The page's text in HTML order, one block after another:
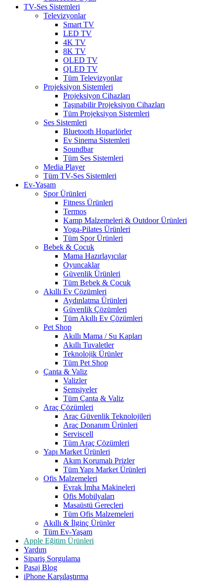
TV-Ses Sistemleri
Televizyonlar
Smart TV
LED TV
4K TV
8K TV
OLED TV
QLED TV
Tüm Televizyonlar
Projeksiyon Sistemleri
Projeksiyon Cihazları
Taşınabilir Projeksiyon Cihazları
Tüm Projeksiyon Sistemleri
Ses Sistemleri
Bluetooth Hoparlörler
Ev Sinema Sistemleri
Soundbar
Tüm Ses Sistemleri
Media Player
Tüm TV-Ses Sistemleri
Ev-Yaşam
Spor Ürünleri
Fitness Ürünleri
Termos
Kamp Malzemeleri & Outdoor Ürünleri
Yoga-Pilates Ürünleri
Tüm Spor Ürünleri
Bebek & Çocuk
Mama Hazırlayıcılar
Oyuncaklar
Güvenlik Ürünleri
Tüm Bebek & Çocuk
Akıllı Ev Çözümleri
Aydınlatma Ürünleri
Güvenlik Çözümleri
Tüm Akıllı Ev Çözümleri
Pet Shop
Akıllı Mama / Su Kapları
Akıllı Tuvaletler
Teknolojik Ürünler
Tüm Pet Shop
Çanta & Valiz
Valizler
Şemsiyeler
Tüm Çanta & Valiz
Araç Çözümleri
Araç Güvenlik Teknolojileri
Araç Donanım Ürünleri
Serviscell
Tüm Araç Çözümleri
Yapı Market Ürünleri
Akım Korumalı Prizler
Tüm Yapı Market Ürünleri
Ofis Malzemeleri
Evrak İmha Makineleri
Ofis Mobilyaları
Masaüstü Gereçleri
Tüm Ofis Malzemeleri
Akıllı & İlginç Ürünler
Tüm Ev-Yaşam
Apple Eğitim Ürünleri
Yardım
Sipariş Sorgulama
Pasaj Blog
iPhone Karşılaştırma